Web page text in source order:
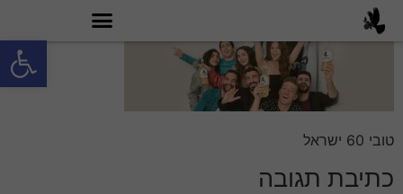
פתח
טובי 60 ישראל
כתיבת תגובה